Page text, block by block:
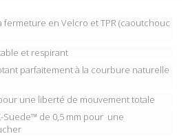
fermeture en Velcro et TPR (caoutchouc
et respirant
parfaitement à la courbure naturelle
une liberté de mouvement totale
Suede™ de 0,5 mm pour une